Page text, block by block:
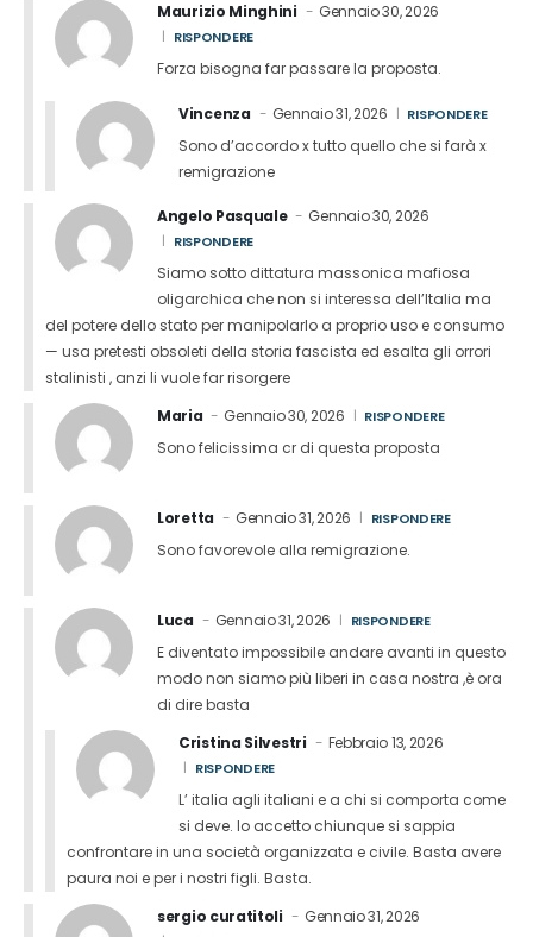
Maurizio Minghini Gennaio 30, 2026
RISPONDERE
Forza bisogna far passare la proposta.
Vincenza Gennaio 31, 2026 RISPONDERE
Sono d’accordo x tutto quello che si farà x
remigrazione
Angelo Pasquale Gennaio 30, 2026
RISPONDERE
Siamo sotto dittatura massonica mafiosa
oligarchica che non si interessa dell’Italia ma
del potere dello stato per manipolarlo a proprio uso e consumo
— usa pretesti obsoleti della storia fascista ed esalta gli orrori
stalinisti , anzi li vuole far risorgere
Maria
Gennaio 30, 2026 RISPONDERE
Sono felicissima cr di questa proposta
Loretta Gennaio 31, 2026 RISPONDERE
Sono favorevole alla remigrazione.
Luca Gennaio 31, 2026 RISPONDERE
E diventato impossibile andare avanti in questo
modo non siamo più liberi in casa nostra ,è ora
di dire basta
Cristina Silvestri
Febbraio 13, 2026
RISPONDERE
L’ italia agli italiani e a chi si comporta come
si deve. Io accetto chiunque si sappia
confrontare in una società organizzata e civile. Basta avere
paura noi e per i nostri figli. Basta.
sergio curatitoli
Gennaio 31, 2026